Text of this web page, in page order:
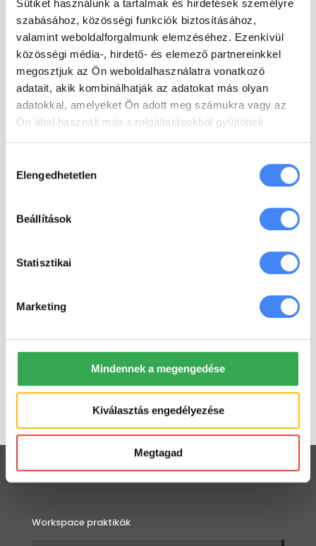
Sütiket használunk a tartalmak és hirdetések személyre
szabásához, közösségi funkciók biztosításához,
valamint weboldalforgalmunk elemzéséhez. Ezenkívül
közösségi média-, hirdető- és elemező partnereinkkel
megosztjuk az Ön weboldalhasználatra vonatkozó
adatait, akik kombinálhatják az adatokat más olyan
adatokkal, amelyeket Ön adott meg számukra vagy az
Ön által használt más szolgáltatásokból gyűjtöttek.
kiválasztása
Elengedhetetlen
Beállítások
Statisztikai
Marketing
Mindennek a megengedése
Kiválasztás engedélyezése
Megtagad
Business Starter vagy a Google Workspace Business
Standard közül.[…]
tovább
bagab
Egyirányú utca – csomagváltásra bíztat a Google A
Business fiókomat 20% kedvezménnyel Workspace
Plus-ra válthatom azonnal. Cserébe le
Workspace praktikák